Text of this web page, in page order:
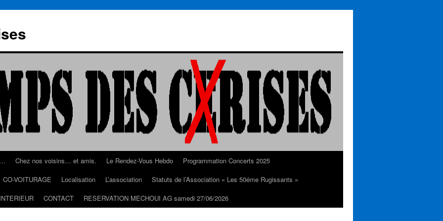
Chez nos voisins… et amis. Le Rendez-Vous Hebdo
Programmation Concerts 2025
CO-VOITURAGE Localisation L’association
Statuts de l’Association « Les 50éme Rugissants »
CONTACT RESERVATION MECHOUI AG samedi 27/06/2026